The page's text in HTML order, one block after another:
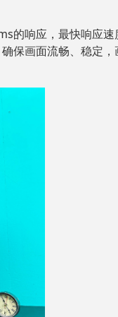
的响应，最快响应
保画面流畅、稳定